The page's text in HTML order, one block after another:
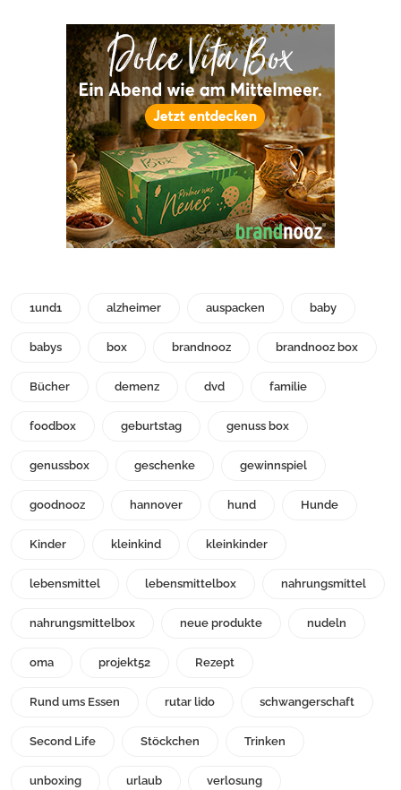
1und1 alzheimer auspacken baby
babys box brandnooz brandnooz box
Bücher demenz dvd familie
foodbox geburtstag genuss box
genussbox geschenke gewinnspiel
goodnooz hannover hund Hunde
Kinder kleinkind kleinkinder
lebensmittel lebensmittelbox nahrungsmittel
nahrungsmittelbox neue produkte nudeln
oma projekt52 Rezept
Rund ums Essen rutar lido schwangerschaft
Second Life Stöckchen Trinken
unboxing urlaub verlosung